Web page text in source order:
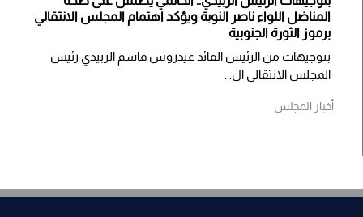
المناضل اللواء ناصر النوبة ويؤكد اهتمام المجلس الانتقالي
برموز الثورة الجنوبية
بتوجيهات من الرئيس القائد عيدروس قاسم الزبيدي رئيس
المجلس الانتقالي ال...
أخبار المجلس